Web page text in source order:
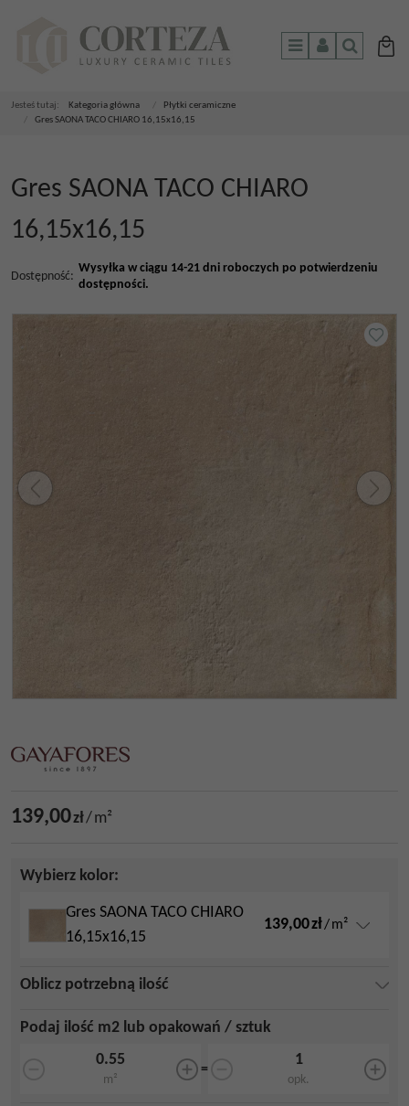
MenuPanelSzukaj
Jesteś tutaj: Kategoria główna
Płytki ceramiczne
Gres SAONA TACO CHIARO 16,15x16,15
Gres SAONA TACO CHIARO
16,15x16,15
Dostępność:
Wysyłka w ciągu 14-21 dni roboczych po potwierdzeniu
dostępności.
139,00zł/m²
Wybierz kolor:
Gres SAONA TACO CHIARO
16,15x16,15
139,00zł/m²
Oblicz potrzebną ilość
Podaj ilość m2 lub opakowań / sztuk
m²
=
opk.